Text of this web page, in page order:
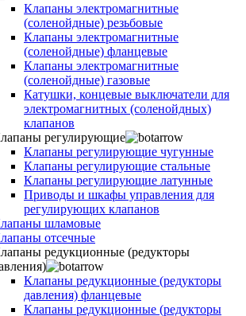
Клапаны электромагнитные
(соленойдные) резьбовые
Клапаны электромагнитные
(соленойдные) фланцевые
Клапаны электромагнитные
(соленойдные) газовые
Катушки, концевые выключатели для
электромагнитных (соленойдных)
клапанов
регулирующие
Клапаны регулирующие чугунные
Клапаны регулирующие стальные
Клапаны регулирующие латунные
Приводы и шкафы управления для
регулирующих клапанов
шламовые
отсечные
редукционные (редукторы
Клапаны редукционные (редукторы
давления) фланцевые
Клапаны редукционные (редукторы